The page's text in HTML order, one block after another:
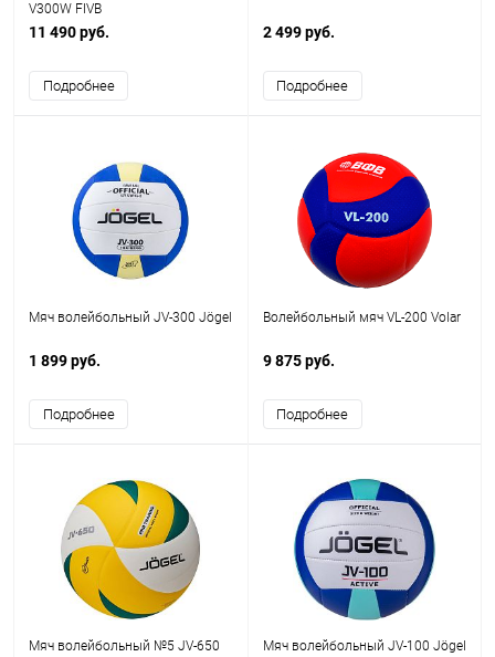
V300W FIVB
11 490 руб.
Подробнее
2 499 руб.
Подробнее
Мяч волейбольный JV-300 Jögel
1 899 руб.
Подробнее
Волейбольный мяч VL-200 Volar
9 875 руб.
Подробнее
Мяч волейбольный №5 JV-650
Мяч волейбольный JV-100 Jögel